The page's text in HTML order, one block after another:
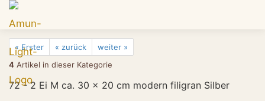
« Erster « zurück
weiter »
4 Artikel in dieser Kategorie
72 - 2 Ei M ca. 30 x 20 cm modern filigran Silber